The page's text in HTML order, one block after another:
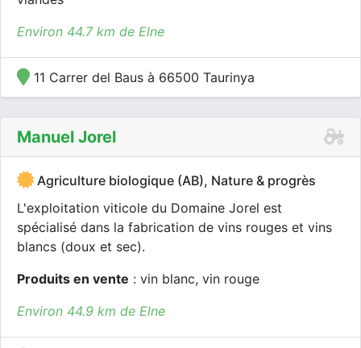
Environ 44.7 km de Elne
11 Carrer del Baus à 66500 Taurinya
Manuel Jorel
Agriculture biologique (AB), Nature & progrès
L'exploitation viticole du Domaine Jorel est
spécialisé dans la fabrication de vins rouges et vins
blancs (doux et sec).
Produits en vente : vin blanc, vin rouge
Environ 44.9 km de Elne